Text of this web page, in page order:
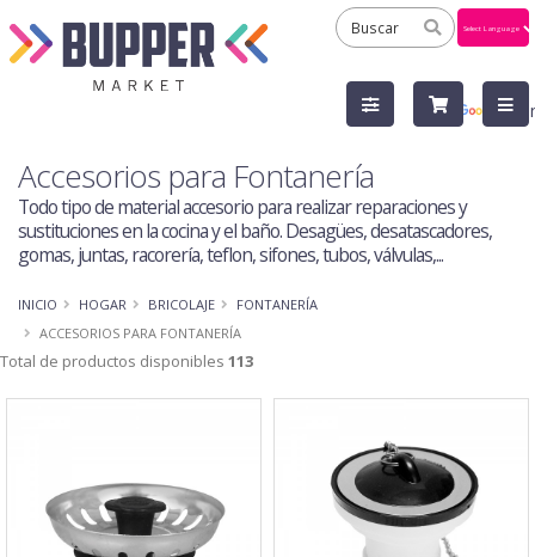
by
Accesorios para Fontanería
Todo tipo de material accesorio para realizar reparaciones y
sustituciones en la cocina y el baño. Desagües, desatascadores,
gomas, juntas, racorería, teflon, sifones, tubos, válvulas,...
INICIO HOGAR BRICOLAJE
FONTANERÍA
ACCESORIOS PARA FONTANERÍA
Total de productos disponibles 113